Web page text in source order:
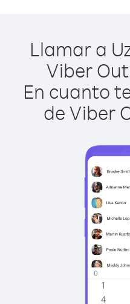
Llamar a
Viber
En cuanto
de Viber